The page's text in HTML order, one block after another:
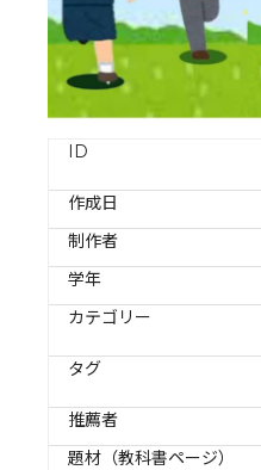
ID
作成日
制作者
学年
カテゴリー
タグ
推薦者
題材（教科書ページ）